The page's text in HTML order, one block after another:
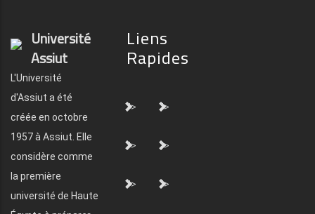
Université
Assiut
L'Université
d'Assiut a été
créée en octobre
1957 à Assiut. Elle
considère comme
la première
université de Haute
Liens
Rapides
"> ">
"> ">
"> ">